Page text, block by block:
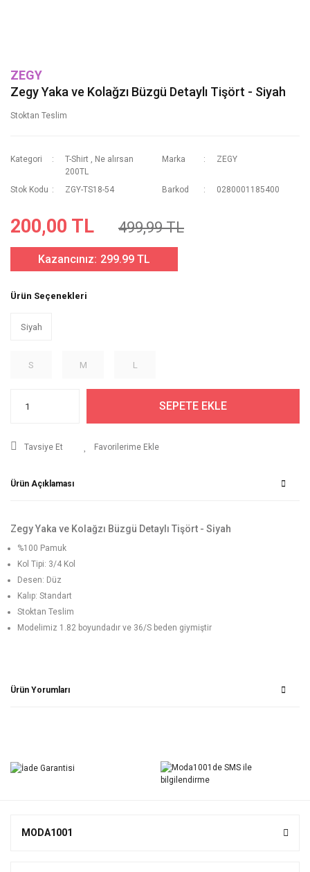
ZEGY
Zegy Yaka ve Kolağzı Büzgü Detaylı Tişört - Siyah
Stoktan Teslim
Kategori T-Shirt , Ne alırsan
200TL
Marka ZEGY
Stok Kodu ZGY-TS18-54 Barkod 0280001185400
200,00 TL 499,99 TL
Kazancınız: 299.99 TL
Ürün Seçenekleri
Siyah
S M L
SEPETE EKLE
Tavsiye Et
Ürün Açıklaması
Zegy Yaka ve Kolağzı Büzgü Detaylı Tişört - Siyah
%100 Pamuk
Kol Tipi: 3/4 Kol
Desen: Düz
Kalıp: Standart
Stoktan Teslim
Modelimiz 1.82 boyundadır ve 36/S beden giymiştir
Ürün Yorumları
Yorum Yaz
MODA1001